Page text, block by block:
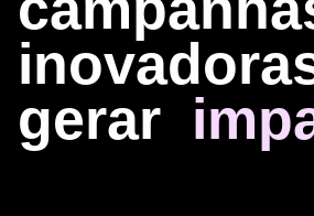
Criamos
gerar
gerar